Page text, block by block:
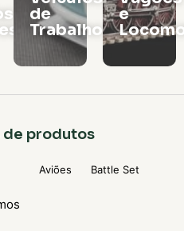
de
Trabalho
e
produtos
Aviões Battle Set